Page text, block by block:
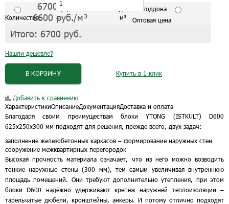
Количество: + м³
6700руб./м³ С завода от 1 поддона
6600 руб./м³ Оптовая цена
Итого: 6700 руб.
Нашли дешевле?
Купить в 1 клик
В КОРЗИНУ
Добавить к сравнению
ХарактеристикиОписаниеДокументацияДоставка и оплата
Благодаря своим преимуществам блоки YTONG (ISTKULT) D600
625х250х300 мм подходят для решения, прежде всего, двух задач:
заполнение железобетонных каркасов – формирование наружных стен
сооружение межквартирных перегородок
Высокая прочность материала означает, что из него можно возводить
тонкие наружные стены (300 мм), тем самым увеличивая внутреннюю
площадь помещений. Они требуют дополнительно утепления, при этом
блоки D600 надёжно удерживают крепёж наружней теплоизоляции –
тарельчатые дюбели, кронштейны, анкеры. И потому отлично подходят